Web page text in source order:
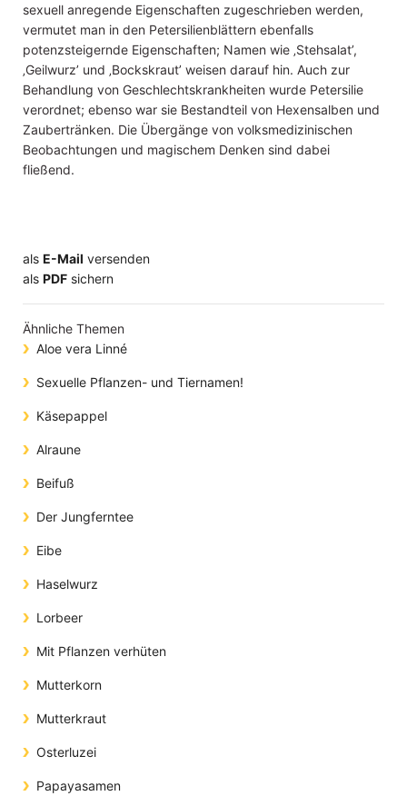
sexuell anregende Eigenschaften zugeschrieben werden,
vermutet man in den Petersilienblättern ebenfalls
potenzsteigernde Eigenschaften; Namen wie ‚Stehsalat’,
‚Geilwurz’ und ‚Bockskraut’ weisen darauf hin. Auch zur
Behandlung von Geschlechtskrankheiten wurde Petersilie
verordnet; ebenso war sie Bestandteil von Hexensalben und
Zaubertränken. Die Übergänge von volksmedizinischen
Beobachtungen und magischem Denken sind dabei
fließend.
als E-Mail versenden
​​​​​​​​​​​​​​​​​als PDF sichern
Ähnliche Themen
Aloe vera Linné
Sexuelle Pflanzen- und Tiernamen!
Käsepappel
Alraune
Beifuß
Der Jungferntee
Eibe
Haselwurz
Lorbeer
Mit Pflanzen verhüten
Mutterkorn
Mutterkraut
Osterluzei
Papayasamen